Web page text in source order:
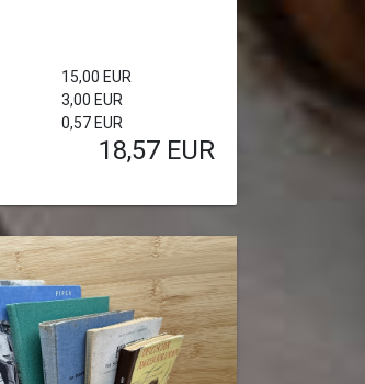
15,00 EUR
3,00 EUR
0,57 EUR
18,57 EUR